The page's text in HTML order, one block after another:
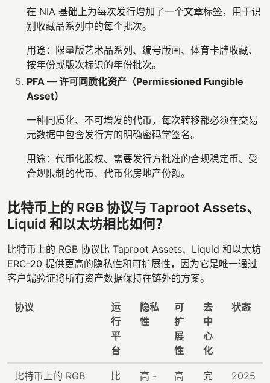
在 NIA 基础上为每次发行增加了一个文章标签，用于识
别收藏品系列中的每个批次。
用途：限量版艺术品系列、编号版画、体育卡牌收藏、
按年份或版次标识的年份批次。
PFA — 许可同质化资产（Permissioned Fungible
Asset）
一种同质化、不可增发的代币，每次转移都必须在交易
元数据中包含发行方的明确密码学签名。
用途：代币化股权、需要发行方批准的合规稳定币、受
合规限制的代币、代币化房地产份额。
比特币上的 RGB 协议与 Taproot Assets、
Liquid 和以太坊相比如何？
比特币上的 RGB 协议比 Taproot Assets、Liquid 和以太坊
ERC-20 提供更高的隐私性和可扩展性，因为它是唯一通过
客户端验证将所有资产数据保持在链外的方案。
协议
运
行
平
台
隐私
性
可
扩
展
性
去
中
心
化
状态
比特币上的 RGB
比
高 -
高
完
2025